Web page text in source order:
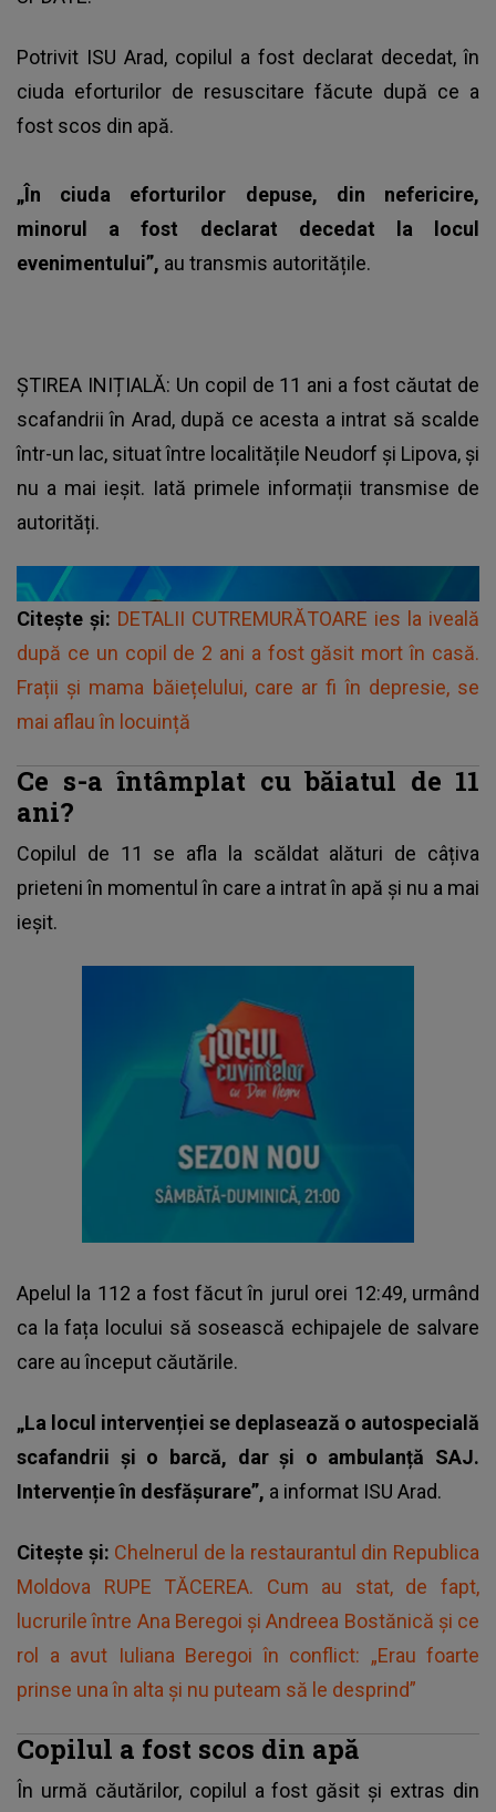
Potrivit ISU Arad, copilul a fost declarat decedat, în
ciuda eforturilor de resuscitare făcute după ce a
fost scos din apă.
„În ciuda eforturilor depuse, din nefericire,
minorul a fost declarat decedat la locul
evenimentului”, au transmis autoritățile.
ȘTIREA INIȚIALĂ: Un copil de 11 ani a fost căutat de
scafandrii în Arad, după ce acesta a intrat să scalde
într-un lac, situat între localitățile Neudorf și Lipova, și
nu a mai ieșit. Iată primele informații transmise de
autorități.
Citește și: DETALII CUTREMURĂTOARE ies la iveală
după ce un copil de 2 ani a fost găsit mort în casă.
Frații și mama băiețelului, care ar fi în depresie, se
mai aflau în locuință
Ce s-a întâmplat cu băiatul de 11
ani?
Copilul de 11 se afla la scăldat alături de câțiva
prieteni în momentul în care a intrat în apă și nu a mai
ieșit.
Apelul la 112 a fost făcut în jurul orei 12:49, urmând
ca la fața locului să sosească echipajele de salvare
care au început căutările.
„La locul intervenției se deplasează o autospecială
scafandrii și o barcă, dar și o ambulanță SAJ.
Intervenție în desfășurare”, a informat ISU Arad.
Citește și: Chelnerul de la restaurantul din Republica
Moldova RUPE TĂCEREA. Cum au stat, de fapt,
lucrurile între Ana Beregoi și Andreea Bostănică și ce
rol a avut Iuliana Beregoi în conflict: „Erau foarte
prinse una în alta și nu puteam să le desprind”
Copilul a fost scos din apă
În urmă căutărilor, copilul a fost găsit și extras din